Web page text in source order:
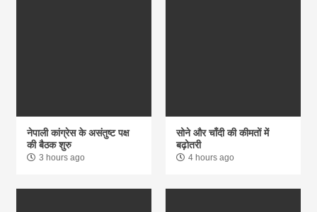
नेपाली कांग्रेस के असंतुष्ट पक्ष
की बैठक शुरु
3 hours ago
सोने और चाँदी की कीमतों में
बढ़ोतरी
4 hours ago